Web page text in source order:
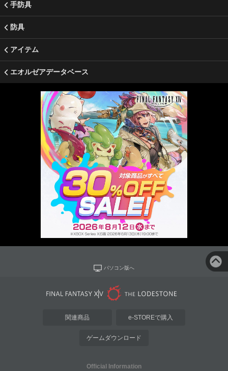
手防具
防具
アイテム
エオルゼアデータベース
パソコン版へ
関連商品 e-STOREで購入
ゲームダウンロード
Official Information